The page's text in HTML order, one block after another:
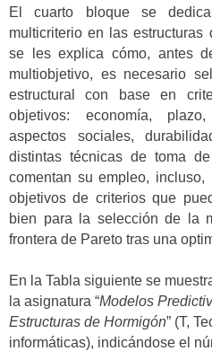
El cuarto bloque se
multicriterio en las
se les explica cómo, antes
multiobjetivo, es necesario
estructural con base en
objetivos: economía,
aspectos sociales,
distintas técnicas de toma
comentan su empleo,
objetivos de criterios que
bien para la selección de la
frontera de Pareto tras una
En la Tabla siguiente se
la asignatura “Modelos
Estructuras de Hormigón” (T,
informáticas), indicándose el